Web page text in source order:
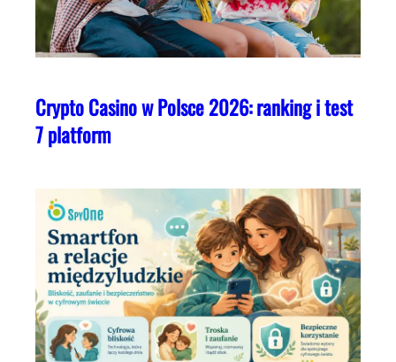
Crypto Casino w Polsce 2026: ranking i test
7 platform